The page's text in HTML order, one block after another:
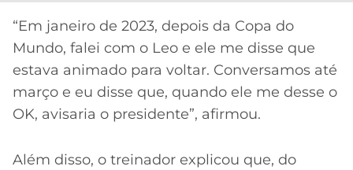
“Em janeiro de 2023, depois da Copa do
Mundo, falei com o Leo e ele me disse que
estava animado para voltar. Conversamos até
março e eu disse que, quando ele me desse o
OK, avisaria o presidente”, afirmou.
Além disso, o treinador explicou que, do